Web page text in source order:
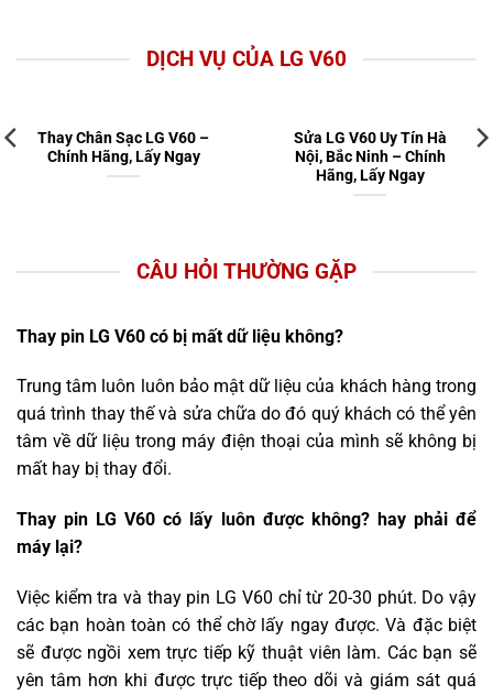
DỊCH VỤ CỦA LG V60
Thay Chân Sạc LG V60 –
Chính Hãng, Lấy Ngay
Sửa LG V60 Uy Tín Hà
Nội, Bắc Ninh – Chính
Hãng, Lấy Ngay
CÂU HỎI THƯỜNG GẶP
Thay pin LG V60 có bị mất dữ liệu không?
Trung tâm luôn luôn bảo mật dữ liệu của khách hàng trong
quá trình thay thế và sửa chữa do đó quý khách có thể yên
tâm về dữ liệu trong máy điện thoại của mình sẽ không bị
mất hay bị thay đổi.
Thay pin LG V60 có lấy luôn được không? hay phải để
máy lại?
Việc kiểm tra và thay pin LG V60 chỉ từ 20-30 phút. Do vậy
các bạn hoàn toàn có thể chờ lấy ngay được. Và đặc biệt
sẽ được ngồi xem trực tiếp kỹ thuật viên làm. Các bạn sẽ
yên tâm hơn khi được trực tiếp theo dõi và giám sát quá